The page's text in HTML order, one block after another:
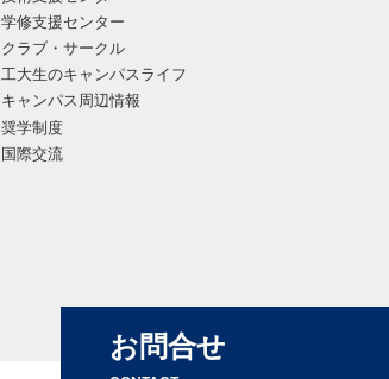
学修支援センター
クラブ・サークル
工大生のキャンパスライフ
キャンパス周辺情報
奨学制度
国際交流
お問合せ